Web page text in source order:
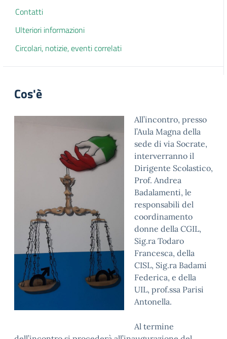
Contatti
Ulteriori informazioni
Circolari, notizie, eventi correlati
Cos'è
All’incontro, presso
l’Aula Magna della
sede di via Socrate,
interverranno il
Dirigente Scolastico,
Prof. Andrea
Badalamenti, le
responsabili del
coordinamento
donne della CGIL,
Sig.ra Todaro
Francesca, della
CISL, Sig.ra Badami
Federica, e della
UIL, prof.ssa Parisi
Antonella.
Al termine